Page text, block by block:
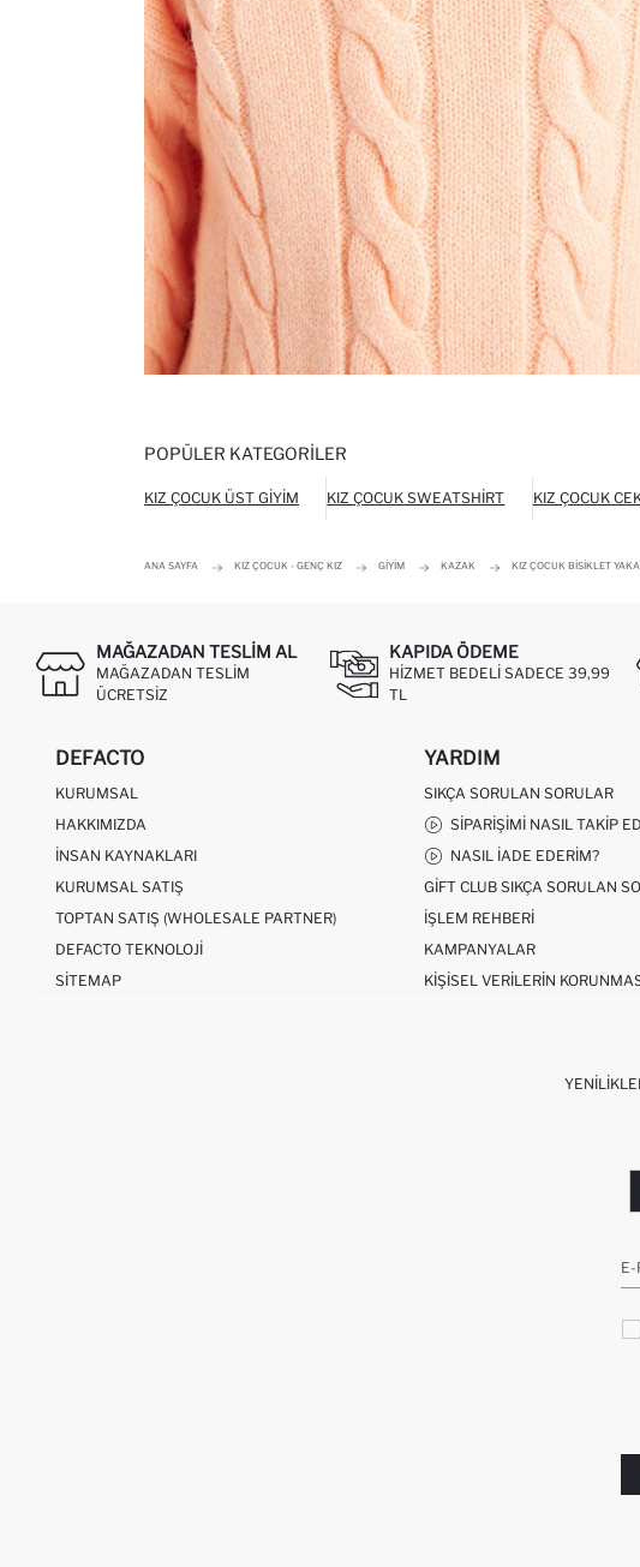
POPÜLER KATEGORILER
KIZ ÇOCUK ÜST GIYIM KIZ ÇOCUK SWEATSHIRT KIZ ÇOCUK
ANA SAYFA KIZ ÇOCUK - GENÇ KIZ GIYIM KAZAK KIZ ÇOCUK BISIKLET
MAĞAZADAN TESLIM AL
MAĞAZADAN TESLIM
ÜCRETSIZ
KAPIDA ÖDEME
HIZMET BEDELI SADECE 39,99
TL
DEFACTO
KURUMSAL
HAKKIMIZDA
İNSAN KAYNAKLARI
KURUMSAL SATIŞ
TOPTAN SATIŞ (WHOLESALE PARTNER)
DEFACTO TEKNOLOJI
SITEMAP
YARDIM
SIKÇA SORULAN SORULAR
SIPARIŞIMI NASIL TAKIP
NASIL İADE EDERIM?
GIFT CLUB SIKÇA SORULAN
İŞLEM REHBERI
KAMPANYALAR
KIŞISEL VERILERIN
E-